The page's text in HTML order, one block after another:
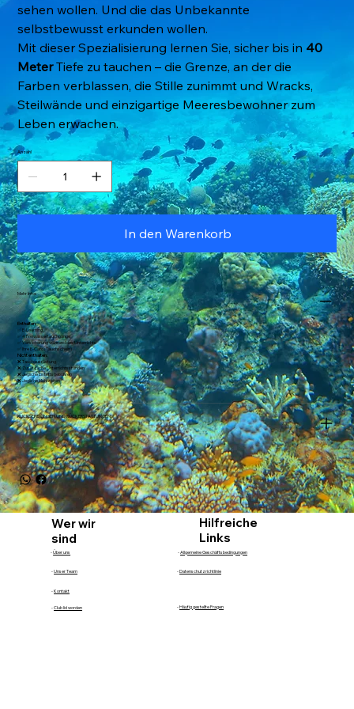
sehen wollen. Und die das Unbekannte
selbstbewusst erkunden wollen.
Mit dieser Spezialisierung lernen Sie, sicher bis in 40
MeterTiefe zu tauchen – die Grenze, an der die
Farben verblassen, die Stille zunimmt und Wracks,
Steilwände und einzigartige Meeresbewohner zum
Leben erwachen.
Anzahl
In den Warenkorb
Mehr Infos
Enthalten:
✅ E-Learning
✅ 4 Freiwassertauchgänge
✅ Versicherung während des Unterrichts
✅ Ihre E-Card (Tauchschein)
Nicht enthalten:
❌ Tauchausrüstung
❌ Zusätzliche Unterrichtsstunden
❌ Jegliche Eintrittsgebühren
❌ Jegliche Mahlzeiten
RÜCKSENDUNGEN UND RÜCKERSTATTUNGEN
Wer wir
sind
-Über uns
-Unser Team
-Kontakt
-Club lid worden
Hilfreiche
Links
-Allgemeine Geschäftsbedingungen
-Datenschutzrichtlinie
-Häufig gestellte Fragen